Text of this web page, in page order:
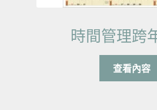
時間管理跨
查看內容